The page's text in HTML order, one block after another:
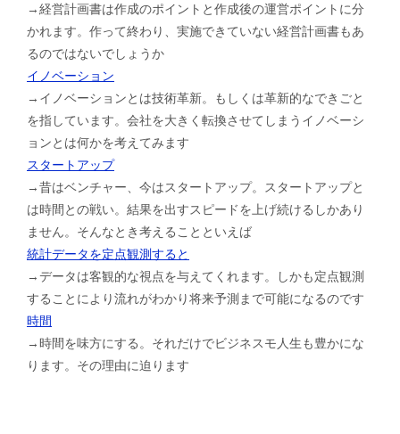
→経営計画書は作成のポイントと作成後の運営ポイントに分
かれます。作って終わり、実施できていない経営計画書もあ
るのではないでしょうか
イノベーション
→イノベーションとは技術革新。もしくは革新的なできごと
を指しています。会社を大きく転換させてしまうイノベーシ
ョンとは何かを考えてみます
スタートアップ
→昔はベンチャー、今はスタートアップ。スタートアップと
は時間との戦い。結果を出すスピードを上げ続けるしかあり
ません。そんなとき考えることといえば
統計データを定点観測すると
→データは客観的な視点を与えてくれます。しかも定点観測
することにより流れがわかり将来予測まで可能になるのです
時間
→時間を味方にする。それだけでビジネスモ人生も豊かにな
ります。その理由に迫ります